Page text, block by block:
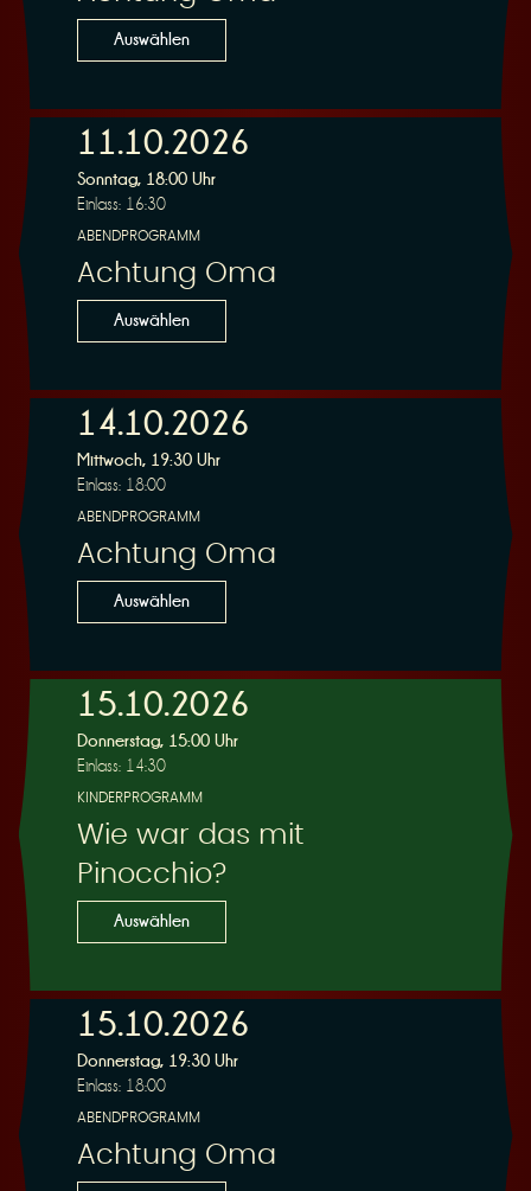
n
g
Auswählen
11.10.2026
Sonntag, 18:00 Uhr
Einlass: 16:30
ABENDPROGRAMM
Achtung Oma
Auswählen
14.10.2026
Mittwoch, 19:30 Uhr
Einlass: 18:00
ABENDPROGRAMM
Achtung Oma
Auswählen
15.10.2026
Donnerstag, 15:00 Uhr
Einlass: 14:30
KINDERPROGRAMM
Wie war das mit
Pinocchio?
Auswählen
15.10.2026
Donnerstag, 19:30 Uhr
Einlass: 18:00
ABENDPROGRAMM
Achtung Oma